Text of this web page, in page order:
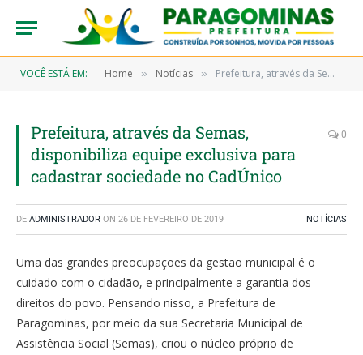
VOCÊ ESTÁ EM: Home » Notícias » Prefeitura, através da Semas, disponibiliza equipe exclusiva para cadastrar sociedade no CadÚnico
Prefeitura, através da Semas,
disponibiliza equipe exclusiva para
cadastrar sociedade no CadÚnico
0
DE ADMINISTRADOR ON 26 DE FEVEREIRO DE 2019 NOTÍCIAS
Uma das grandes preocupações da gestão municipal é o
cuidado com o cidadão, e principalmente a garantia dos
direitos do povo. Pensando nisso, a Prefeitura de
Paragominas, por meio da sua Secretaria Municipal de
Assistência Social (Semas), criou o núcleo próprio de